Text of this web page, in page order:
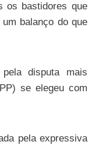
os bastidores que
balanço do que
disputa mais
se elegeu com
pela expressiva